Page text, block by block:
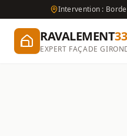
Intervention :
RAVALEMENT33
EXPERT FAÇADE